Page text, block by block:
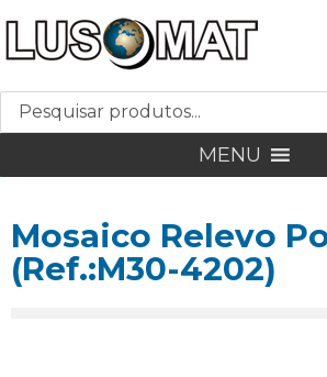
MENU
Mosaico Relevo
(Ref.:M30-4202)